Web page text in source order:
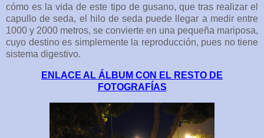
cómo es la vida de este tipo de gusano, que tras realizar el
capullo de seda, el hilo de seda puede llegar a medir entre
1000 y 2000 metros, se convierte en una pequeña mariposa,
cuyo destino es simplemente la reproducción, pues no tiene
sistema digestivo.
ENLACE AL ÁLBUM CON EL RESTO DE
FOTOGRAFÍAS